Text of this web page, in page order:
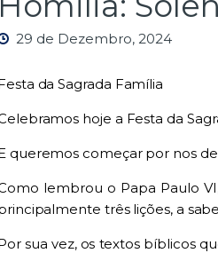
29 de Dezembro, 2024
da Sagrada Família
hoje a Festa da
queremos começar por nos
lembrou o Papa Paulo
três lições, a
sua vez, os textos bíblicos